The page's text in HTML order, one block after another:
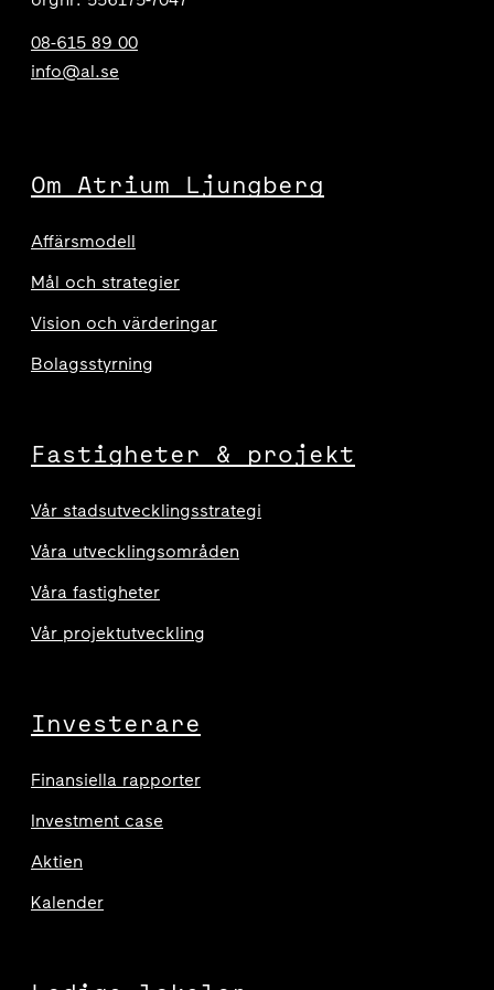
08-615 89 00
info@al.se
Om Atrium Ljungberg
Affärsmodell
Mål och strategier
Vision och värderingar
Bolagsstyrning
Fastigheter & projekt
Vår stadsutvecklingsstrategi
Våra utvecklingsområden
Våra fastigheter
Vår projektutveckling
Investerare
Finansiella rapporter
Investment case
Aktien
Kalender